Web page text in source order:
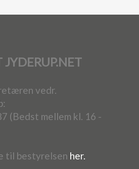
vedr.
(Bedst mellem kl. 16 -
til bestyrelsen her.